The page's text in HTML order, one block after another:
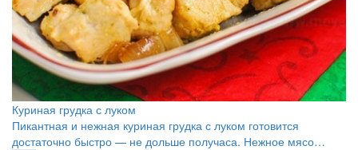
Куриная грудка с луком
Пикантная и нежная куриная грудка с луком готовится
достаточно быстро — не дольше получаса. Нежное мясо…